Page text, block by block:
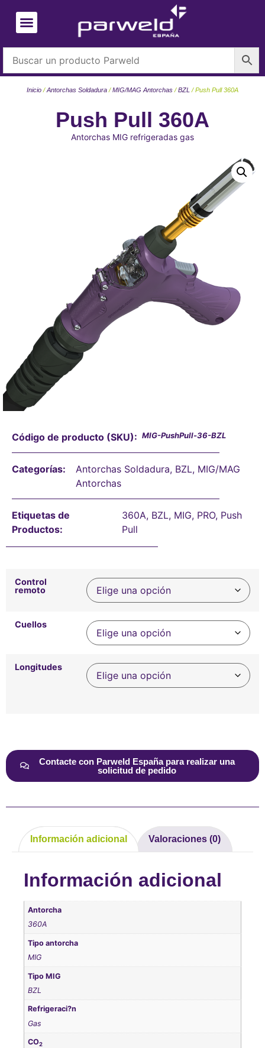
Push Pull 360A
Antorchas MIG refrigeradas gas
Inicio /Antorchas Soldadura /MIG/MAG Antorchas /BZL / Push Pull 360A
Código de producto (SKU): MIG-PushPull-36-BZL
Categorías: Antorchas Soldadura, BZL, MIG/MAG
Antorchas
Etiquetas de
Productos:
360A, BZL, MIG, PRO, Push
Pull
Control
remoto
Cuellos
Longitudes
Contacte con Parweld España para realizar una
solicitud de pedido
Información adicional Valoraciones (0)
Información adicional
Antorcha
360A
Tipo antorcha
MIG
Tipo MIG
BZL
Refrigeraci?n
Gas
CO2